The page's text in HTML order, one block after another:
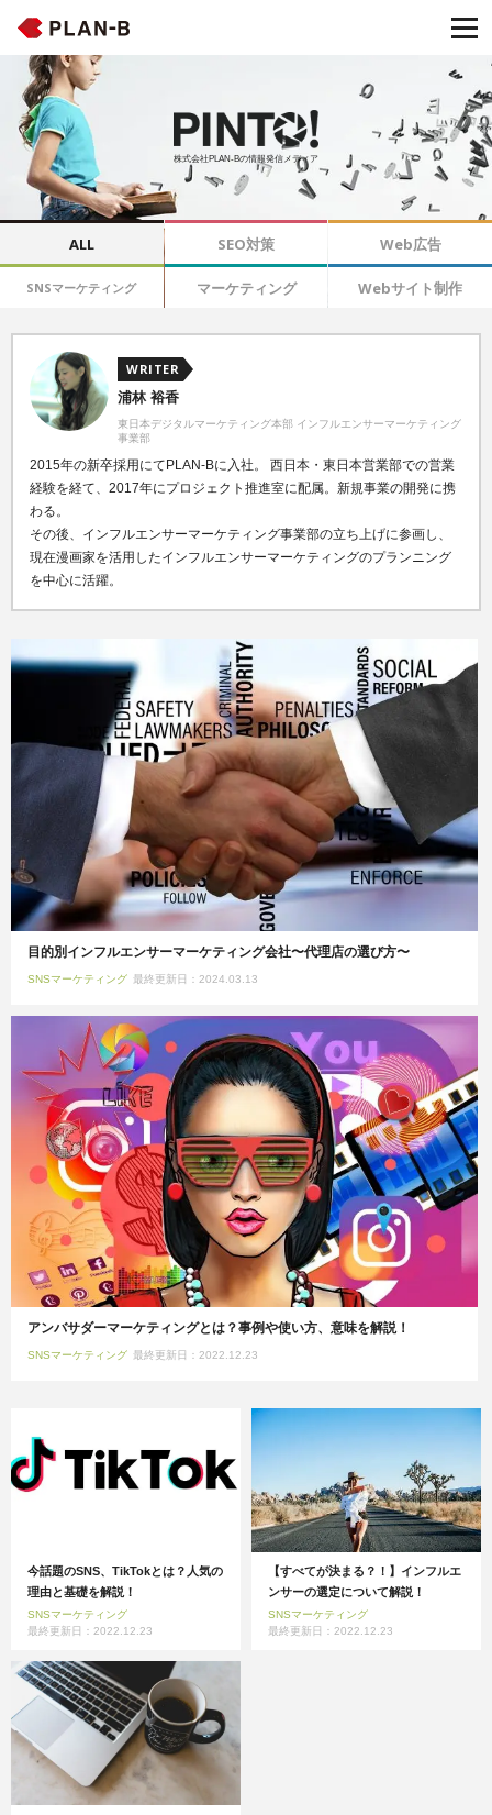
株式会社PLAN-Bの情報発信メディア
ALL SEO対策 Web広告
SNSマーケティング マーケティング Webサイト制作
WRITER
浦林 裕香
東日本デジタルマーケティング本部 インフルエンサーマーケティング
事業部
2015年の新卒採用にてPLAN-Bに入社。 西日本・東日本営業部での営業
経験を経て、2017年にプロジェクト推進室に配属。新規事業の開発に携
わる。
その後、インフルエンサーマーケティング事業部の立ち上げに参画し、
現在漫画家を活用したインフルエンサーマーケティングのプランニング
を中心に活躍。
目的別インフルエンサーマーケティング会社〜代理店の選び方〜
SNSマーケティング 最終更新日：2024.03.13
アンバサダーマーケティングとは？事例や使い方、意味を解説！
SNSマーケティング 最終更新日：2022.12.23
今話題のSNS、TikTokとは？人気の
理由と基礎を解説！
SNSマーケティング
最終更新日：2022.12.23
【すべてが決まる？！】インフルエ
ンサーの選定について解説！
SNSマーケティング
最終更新日：2022.12.23